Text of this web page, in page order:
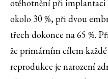
otěhotnění při implantaci
okolo 30 %, při dvou
třech dokonce na 65 %.
že primárním cílem
reprodukce je narození